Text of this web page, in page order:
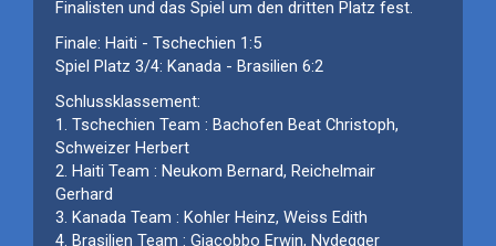
Finalisten und das Spiel um den dritten Platz fest.
Finale: Haiti - Tschechien 1:5
Spiel Platz 3/4: Kanada - Brasilien 6:2
Schlussklassement:
1. Tschechien Team : Bachofen Beat Christoph,
Schweizer Herbert
2. Haiti Team : Neukom Bernard, Reichelmair
Gerhard
3. Kanada Team : Kohler Heinz, Weiss Edith
4. Brasilien Team : Giacobbo Erwin, Nydegger